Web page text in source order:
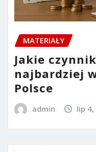
MATERIAŁY
Jakie
najbardziej
Polsce
admin lip 4,